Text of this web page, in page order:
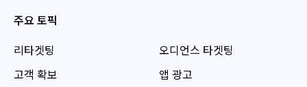
주요 토픽
리타겟팅
고객 확보
오디언스 타겟팅
앱 광고